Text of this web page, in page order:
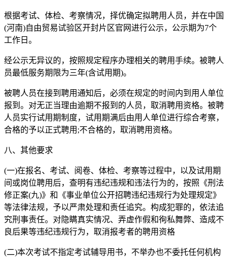
根据考试、体检、考察情况，择优确定拟聘用人员，并在中国
(河南)自由贸易试验区开封片区官网进行公示，公示期为7个
工作日。
经公示无异议的，按照规定程序办理相关的聘用手续。被聘人
员最低服务期限为三年(含试用期)。
被聘人员在接到聘用通知后，必须在规定的时间内到用人单位
报到。对无正当理由逾期不报到的人员，取消聘用资格。被聘
人员实行试用期制度，试用期满后由用人单位进行综合考察，
合格的予以正式聘用;不合格的，取消聘用资格。
八、其他要求
(一)在报名、考试、阅卷、体检、考察等过程中，以及试用期
间或岗位聘用后，查明有违纪违规和违法行为的，按照《刑法
修正案(九)》和《事业单位公开招聘违纪违规行为处理规定》
等法律法规，予以严肃处理和责任追究。构成犯罪的，依法追
究刑事责任。对隐瞒真实情况、弄虚作假和徇私舞弊、造成不
良后果等违纪违规行为，取消报考者的聘用资格
(二)本次考试不指定考试辅导用书，不举办也不委托任何机构